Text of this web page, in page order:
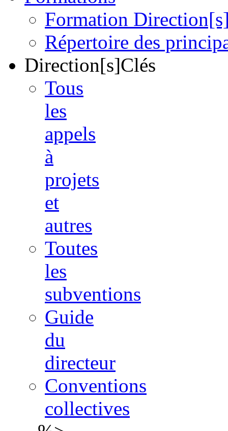
Formation
Répertoire des
Direction[s]Clés
Tous
les
appels
à
projets
et
autres
Toutes
les
subventions
Guide
du
directeur
Conventions
collectives